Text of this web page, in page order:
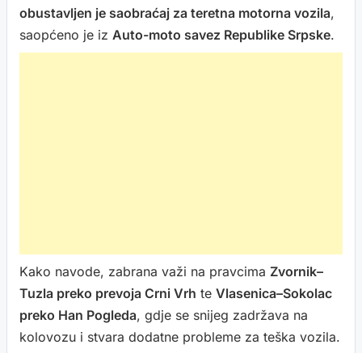
obustavljen je saobraćaj za teretna motorna vozila,
saopćeno je iz Auto-moto savez Republike Srpske.
Kako navode, zabrana važi na pravcima Zvornik–
Tuzla preko prevoja Crni Vrh te Vlasenica–Sokolac
preko Han Pogleda, gdje se snijeg zadržava na
kolovozu i stvara dodatne probleme za teška vozila.